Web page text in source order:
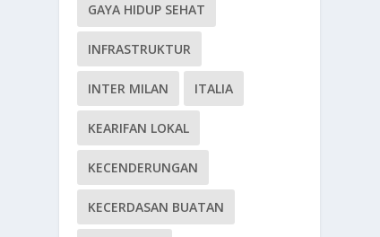
GAYA HIDUP SEHAT
INFRASTRUKTUR
INTER MILAN ITALIA
KEARIFAN LOKAL
KECENDERUNGAN
KECERDASAN BUATAN